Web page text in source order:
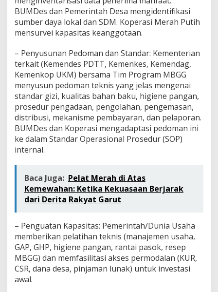
BUMDes dan Pemerintah Desa mengidentifikasi
sumber daya lokal dan SDM. Koperasi Merah Putih
mensurvei kapasitas keanggotaan.
– Penyusunan Pedoman dan Standar: Kementerian
terkait (Kemendes PDTT, Kemenkes, Kemendag,
Kemenkop UKM) bersama Tim Program MBGG
menyusun pedoman teknis yang jelas mengenai
standar gizi, kualitas bahan baku, higiene pangan,
prosedur pengadaan, pengolahan, pengemasan,
distribusi, mekanisme pembayaran, dan pelaporan.
BUMDes dan Koperasi mengadaptasi pedoman ini
ke dalam Standar Operasional Prosedur (SOP)
internal.
Baca Juga: Pelat Merah di Atas
Kemewahan: Ketika Kekuasaan Berjarak
dari Derita Rakyat Garut
– Penguatan Kapasitas: Pemerintah/Dunia Usaha
memberikan pelatihan teknis (manajemen usaha,
GAP, GHP, higiene pangan, rantai pasok, resep
MBGG) dan memfasilitasi akses permodalan (KUR,
CSR, dana desa, pinjaman lunak) untuk investasi
awal.